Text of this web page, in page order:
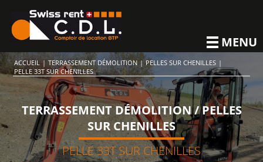
MENU
ACCUEIL | TERRASSEMENT DÉMOLITION | PELLES SUR CHENILLES |
PELLE 33T SUR CHENILLES
TERRASSEMENT DÉMOLITION / PELLES
SUR CHENILLES
PELLE 33T SUR CHENILLES